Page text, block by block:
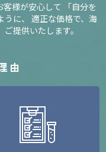
様が安心して
「自分を
に、 適正な価格で、海
提供いたします。
由